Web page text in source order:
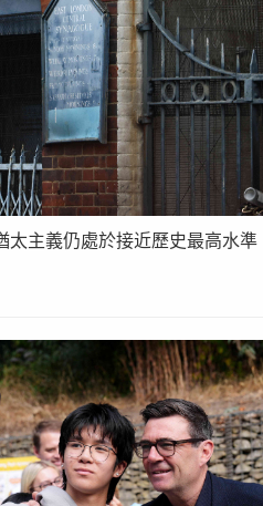
太主義仍處於接近歷史最高水準